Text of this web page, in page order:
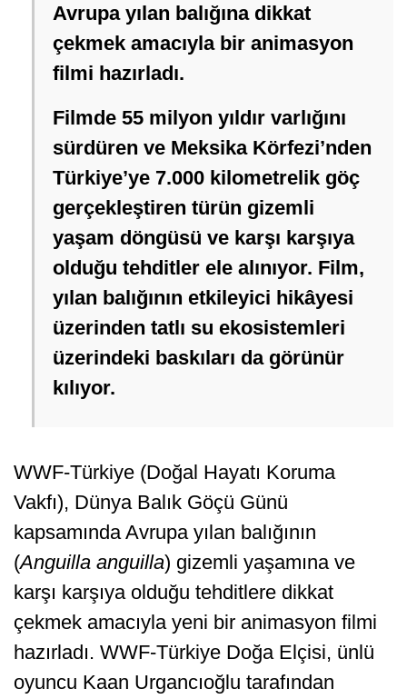
Avrupa yılan balığına dikkat
çekmek amacıyla bir animasyon
filmi hazırladı.
Filmde 55 milyon yıldır varlığını
sürdüren ve Meksika Körfezi’nden
Türkiye’ye 7.000 kilometrelik göç
gerçekleştiren türün gizemli
yaşam döngüsü ve karşı karşıya
olduğu tehditler ele alınıyor. Film,
yılan balığının etkileyici hikâyesi
üzerinden tatlı su ekosistemleri
üzerindeki baskıları da görünür
kılıyor.
WWF-Türkiye (Doğal Hayatı Koruma
Vakfı), Dünya Balık Göçü Günü
kapsamında Avrupa yılan balığının
(Anguilla anguilla) gizemli yaşamına ve
karşı karşıya olduğu tehditlere dikkat
çekmek amacıyla yeni bir animasyon filmi
hazırladı. WWF-Türkiye Doğa Elçisi, ünlü
oyuncu Kaan Urgancıoğlu tarafından